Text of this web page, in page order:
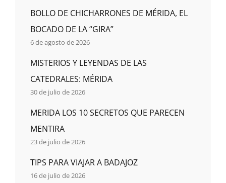
BOLLO DE CHICHARRONES DE MÉRIDA, EL
BOCADO DE LA “GIRA”
6 de agosto de 2026
MISTERIOS Y LEYENDAS DE LAS
CATEDRALES: MÉRIDA
30 de julio de 2026
MERIDA LOS 10 SECRETOS QUE PARECEN
MENTIRA
23 de julio de 2026
TIPS PARA VIAJAR A BADAJOZ
16 de julio de 2026